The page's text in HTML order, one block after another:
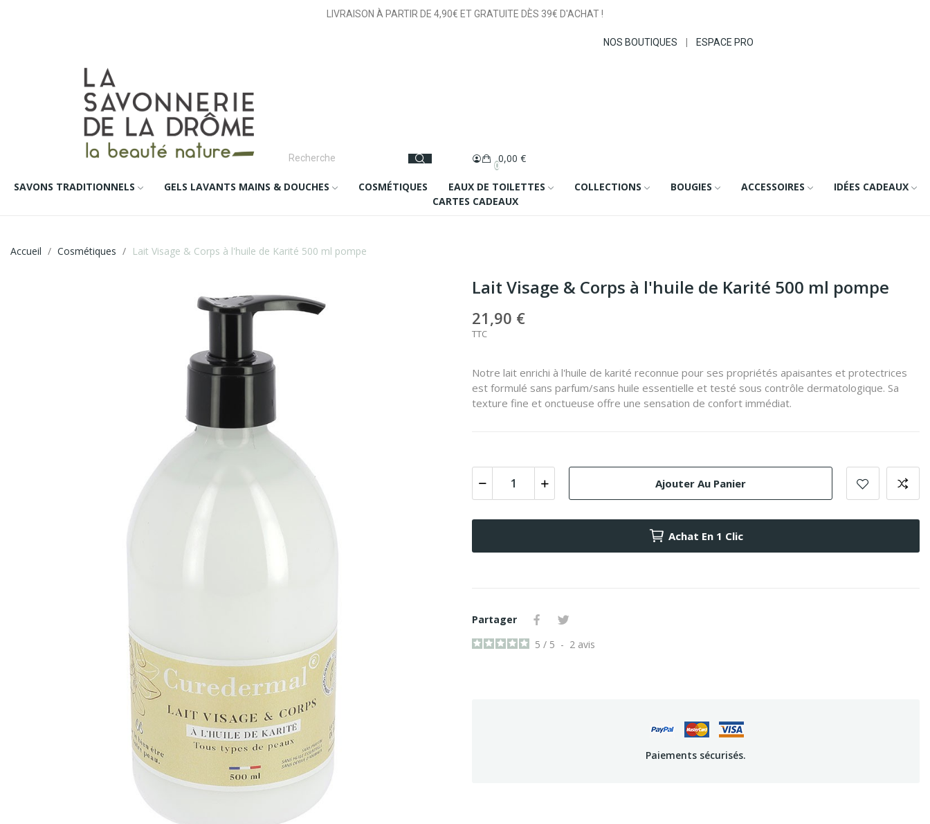
LIVRAISON À PARTIR DE 4,90€ ET GRATUITE DÈS 39€ D'ACHAT !
NOS BOUTIQUES ESPACE PRO
0,00 €
0
SAVONS TRADITIONNELS
GELS LAVANTS MAINS & DOUCHES COSMÉTIQUES EAUX DE TOILETTES COLLECTIONS BOUGIES ACCESSOIRES
IDÉES CADEAUX
CARTES CADEAUX
Accueil Cosmétiques Lait Visage & Corps à l'huile de Karité 500 ml pompe
Lait Visage & Corps à l'huile de Karité 500 ml pompe
21,90 €
TTC
Notre lait enrichi à l'huile de karité reconnue pour ses propriétés apaisantes et protectrices
est formulé sans parfum/sans huile essentielle et testé sous contrôle dermatologique. Sa
texture fine et onctueuse offre une sensation de confort immédiat.
Ajouter Au Panier
Achat En 1 Clic
Partager
5 / 5 - 2 avis
Paiements sécurisés.